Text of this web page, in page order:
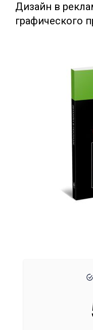
Дизайн в
графического